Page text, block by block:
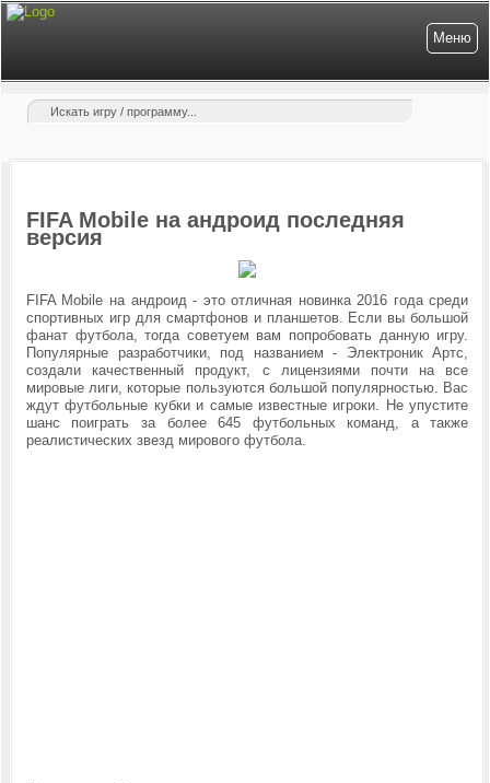
Меню
FIFA Mobile на андроид последняя
версия
FIFA Mobile на андроид - это отличная новинка 2016 года среди
спортивных игр для смартфонов и планшетов. Если вы большой
фанат футбола, тогда советуем вам попробовать данную игру.
Популярные разработчики, под названием - Электроник Артс,
создали качественный продукт, с лицензиями почти на все
мировые лиги, которые пользуются большой популярностью. Вас
ждут футбольные кубки и самые известные игроки. Не упустите
шанс поиграть за более 645 футбольных команд, а также
реалистических звезд мирового футбола.